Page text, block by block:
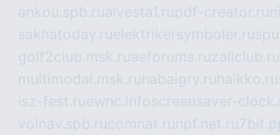
ankou.spb.rualvesta1.rupdf-creator.ru
sakhatoday.ruelektrikersymboler.ru
golf2club.msk.ruaeforums.ruzallclub.ru
multimodal.msk.ru habaigry.ru haikko.ru
isz-fest.ruewnc.infoscreensaver-
volnav.spb.rucomnat.ru npf.net.ru